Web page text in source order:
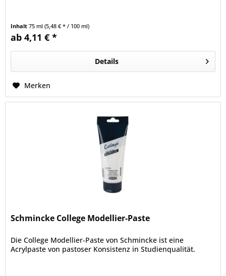
Inhalt75 ml(5,48 € * / 100 ml)
ab 4,11 € *
Details
Merken
Schmincke College Modellier-Paste
Die College Modellier-Paste von Schmincke ist eine
Acrylpaste von pastoser Konsistenz in Studienqualität.